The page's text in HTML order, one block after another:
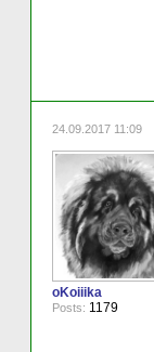
24.09.2017 11:09
oKoiiika
Posts: 1179